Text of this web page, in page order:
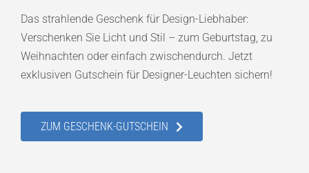
Das strahlende Geschenk für Design-Liebhaber:
Verschenken Sie Licht und Stil – zum Geburtstag, zu
Weihnachten oder einfach zwischendurch. Jetzt
exklusiven Gutschein für Designer-Leuchten sichern!
ZUM GESCHENK-GUTSCHEIN